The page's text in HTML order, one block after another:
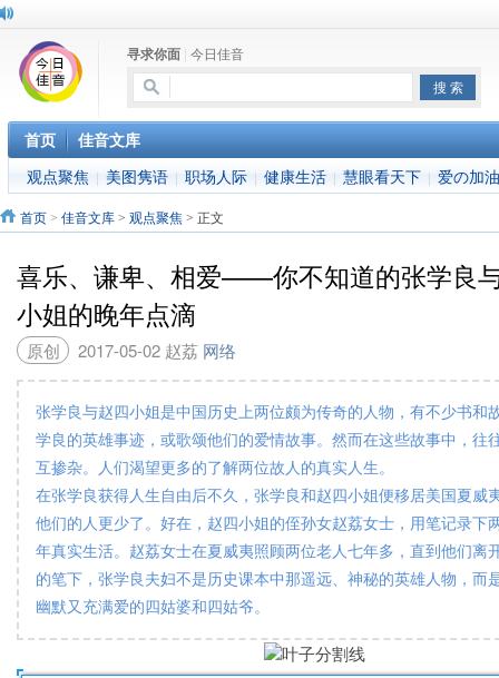
寻求你面 今日佳音
首页
佳音文库
观点聚焦 | 美图隽语 | 职场人际 | 健康生活 | 慧眼看天下 | 爱の加
首页 > 佳音文库 > 观点聚焦 > 正文
喜乐、谦卑、相爱——你不知道的张学良
小姐的晚年点滴
原创 2017-05-02 赵荔 网络
张学良与赵四小姐是中国历史上两位颇为传奇的人物，有不少书和
学良的英雄事迹，或歌颂他们的爱情故事。然而在这些故事中，往
互掺杂。人们渴望更多的了解两位故人的真实人生。
在张学良获得人生自由后不久，张学良和赵四小姐便移居美国夏威
他们的人更少了。好在，赵四小姐的侄孙女赵荔女士， 用笔记录下
年真实生活。 赵荔女士在夏威夷照顾两位老人七年多，直到他们离
的笔下，张学良夫妇不是历史课本中那遥远、神秘的英雄人物，而
幽默又充满爱的四姑婆和四姑爷。